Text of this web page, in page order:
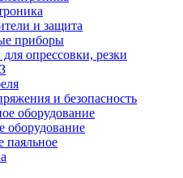
и защита
приборы
опрессовки, резки
и безопасность
оборудование
оборудование
паяльное